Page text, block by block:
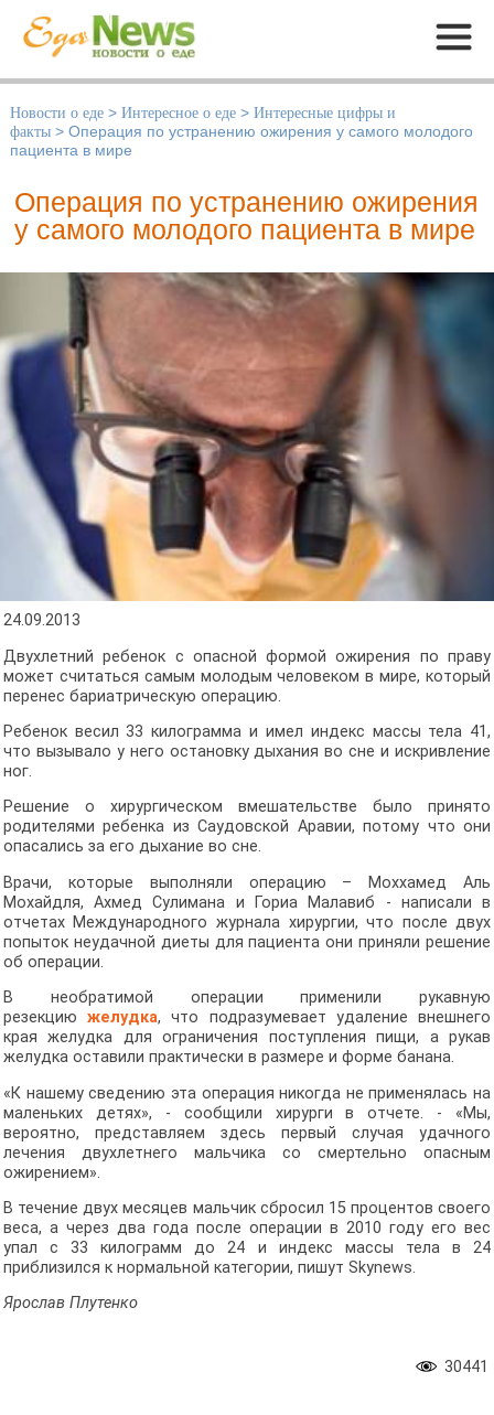
Меню
Новости о еде > Интересное о еде > Интересные цифры и
факты > Операция по устранению ожирения у самого молодого
пациента в мире
Операция по устранению ожирения
у самого молодого пациента в мире
24.09.2013
Двухлетний ребенок с опасной формой ожирения по праву
может считаться самым молодым человеком в мире, который
перенес бариатрическую операцию.
Ребенок весил 33 килограмма и имел индекс массы тела 41,
что вызывало у него остановку дыхания во сне и искривление
ног.
Решение о хирургическом вмешательстве было принято
родителями ребенка из Саудовской Аравии, потому что они
опасались за его дыхание во сне.
Врачи, которые выполняли операцию – Моххамед Аль
Мохайдля, Ахмед Сулимана и Гориа Малавиб - написали в
отчетах Международного журнала хирургии, что после двух
попыток неудачной диеты для пациента они приняли решение
об операции.
В необратимой операции применили рукавную
резекциюжелудка, что подразумевает удаление внешнего
края желудка для ограничения поступления пищи, а рукав
желудка оставили практически в размере и форме банана.
«К нашему сведению эта операция никогда не применялась на
маленьких детях», - сообщили хирурги в отчете. - «Мы,
вероятно, представляем здесь первый случая удачного
лечения двухлетнего мальчика со смертельно опасным
ожирением».
В течение двух месяцев мальчик сбросил 15 процентов своего
веса, а через два года после операции в 2010 году его вес
упал с 33 килограмм до 24 и индекс массы тела в 24
приблизился к нормальной категории, пишут Skynews.
Ярослав Плутенко
30441